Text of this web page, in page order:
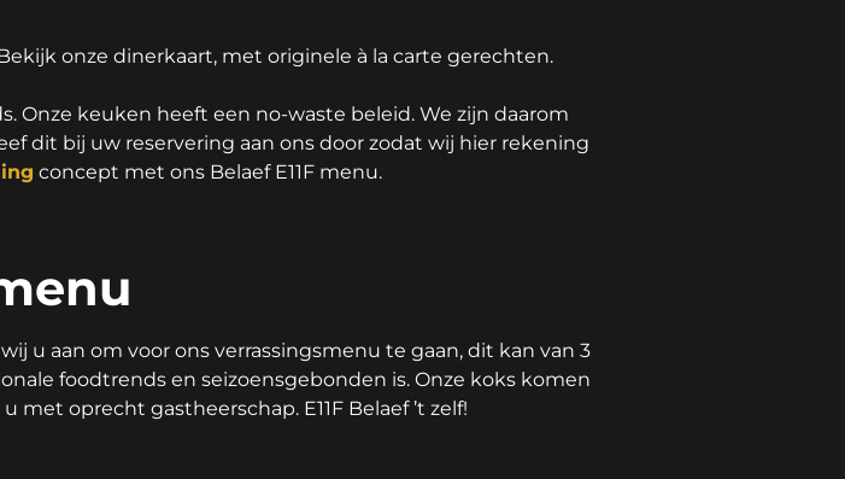
onze dinerkaart, met originele à la carte gerechten.
Onze keuken heeft een no-waste beleid. We zijn daarom
dit bij uw reservering aan ons door zodat wij hier rekening
concept met ons Belaef E11F menu.
u aan om voor ons verrassingsmenu te gaan, dit kan van 3
foodtrends en seizoensgebonden is. Onze koks komen
oprecht gastheerschap. E11F Belaef ’t zelf!